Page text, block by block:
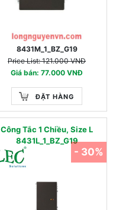
8431M_1_BZ_G19
Price List: 121.000 VNĐ
Giá bán: 77.000 VNĐ
ĐẶT HÀNG
Công Tắc 1 Chiều, Size L
8431L_1_BZ_G19
- 30%